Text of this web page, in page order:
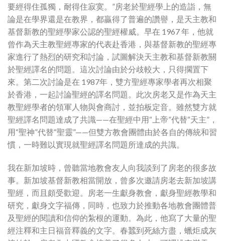
要經得住孤獨，耐得住寂寞。”房老於聖經學上的造詣，無
論是在學界還是在教界，都贏得了普遍的讚譽，是天主教和
基督新教的聖經學家公認的聖經權威。早在 1967 年，他就
曾作為天主教聖經專家的代表赴香港，與基督新教的聖經專
家進行了熱烈的研究和討論，試圖解決天主教和基督新教關
於聖經譯名的問題。這次討論由於分歧較大，只得擱置下
來。第二次討論是在 1987年，雙方聖經專家學者再次相聚
於香港，一起討論聖經的譯名問題。此次房老又是作為天主
教聖經學者的領軍人物與會商討，並拍板定音。雖然雙方就
聖經譯名問題達成了共識——在聖經中用“上帝”代替“天主”，
用“聖神”代替“聖靈”——但雙方教會團體由於各自的傳統和習
慣，一時難以實現就聖經譯名問題所達成的共識。
我在新加坡時，曾聽當地教會友人向我談到了房老的很多故
事。新加坡基督新教相當開放，曾多次邀請房老去新加坡講
聖經，而且頗受歡迎。房老一生獻身教會，獻身聖經教學和
研究，獻身文字福傳，同時，也致力於推動各地教會團體普
及聖經的閱讀和信仰的紮根的運動。為此，他寫了大量的聖
經注釋和主日福音釋義的文字。春蠶到死絲方盡，蠟炬成灰